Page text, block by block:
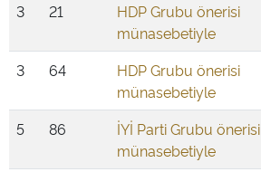
3
21
HDP Grubu önerisi
münasebetiyle
3
64
HDP Grubu önerisi
münasebetiyle
5
86
İYİ Parti Grubu önerisi
münasebetiyle